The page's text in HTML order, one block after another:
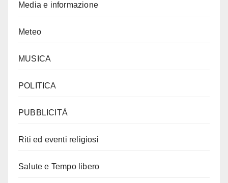
Media e informazione
Meteo
MUSICA
POLITICA
PUBBLICITÀ
Riti ed eventi religiosi
Salute e Tempo libero